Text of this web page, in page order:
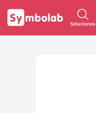
Soluciones